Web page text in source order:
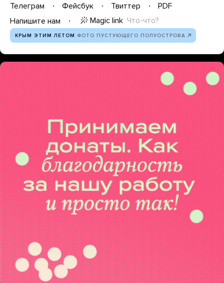
Телеграм Фейсбук Твиттер
PDF
Напишите нам
Magic link Что-что?
КРЫМ ЭТИМ ЛЕТОМ ФОТО ПУСТУЮЩЕГО ПОЛУОСТРОВА